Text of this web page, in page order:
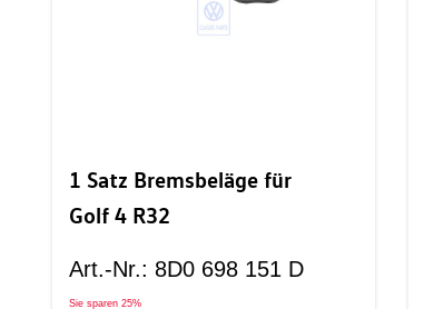
1 Satz Bremsbeläge für
Golf 4 R32
Art.-Nr.: 8D0 698 151 D
Sie sparen 25%